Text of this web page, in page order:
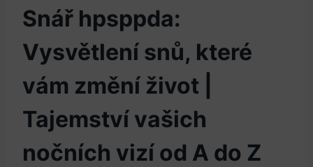
Snář hpsppda:
Vysvětlení snů, které
vám změní život |
Tajemství vašich
nočních vizí od A do Z